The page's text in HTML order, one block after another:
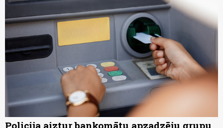
Policija aiztur bankomātu apzadzēju grupu